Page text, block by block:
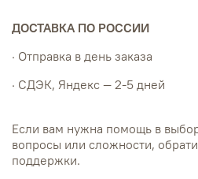
ДОСТАВКА ПО РОССИИ
· Отправка в день заказа
· СДЭК, Яндекс — 2-5 дней
Если вам нужна помощь в
вопросы или сложности,
поддержки.